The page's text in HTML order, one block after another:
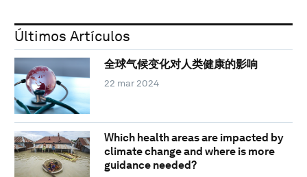
Últimos Artículos
全球气候变化对人类健康的影响
22 mar 2024
Which health areas are impacted by
climate change and where is more
guidance needed?